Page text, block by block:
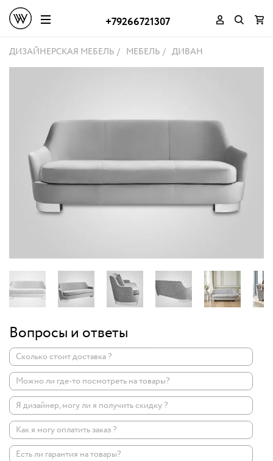
+79266721307
ДИЗАЙНЕРСКАЯ МЕБЕЛЬ МЕБЕЛЬ ДИВАН
Вопросы и ответы
Сколько стоит доставка ?
Можно ли где-то посмотреть на товары?
Я дизайнер, могу ли я получить скидку ?
Как я могу оплатить заказ ?
Есть ли гарантия на товары?